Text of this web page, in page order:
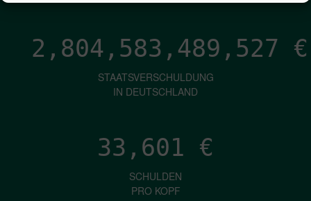
2,804,583,490,373 €
STAATSVERSCHULDUNG
IN DEUTSCHLAND
33,601 €
SCHULDEN
PRO KOPF